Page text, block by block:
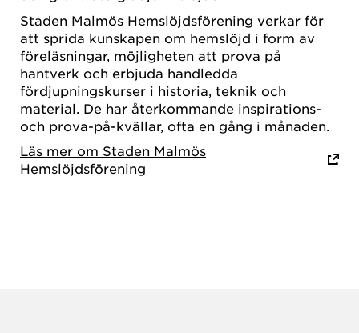
Staden Malmös Hemslöjdsförening verkar för
att sprida kunskapen om hemslöjd i form av
föreläsningar, möjligheten att prova på
hantverk och erbjuda handledda
fördjupningskurser i historia, teknik och
material. De har återkommande inspirations-
och prova-på-kvällar, ofta en gång i månaden.
Läs mer om Staden Malmös
Hemslöjdsförening